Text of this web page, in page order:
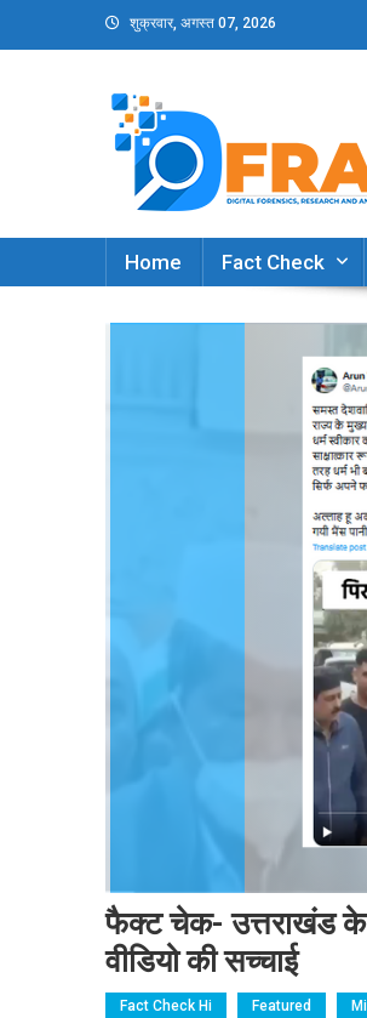
to
शुक्रवार, अगस्त 07, 2026
DFRAC_ORG
Digital Forensics, Research
Home
Fact Check
फैक्ट चेक- उत्तराखंड के
वीडियो की सच्चाई
Fact Check Hi Featured